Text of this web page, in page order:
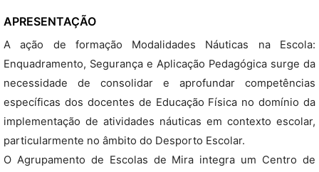
APRESENTAÇÃO
A ação de formação Modalidades Náuticas na Escola:
Enquadramento, Segurança e Aplicação Pedagógica surge da
necessidade de consolidar e aprofundar competências
específicas dos docentes de Educação Física no domínio da
implementação de atividades náuticas em contexto escolar,
particularmente no âmbito do Desporto Escolar.
O Agrupamento de Escolas de Mira integra um Centro de